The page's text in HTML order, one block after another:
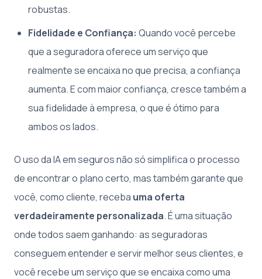
robustas.
Fidelidade e Confiança: Quando você percebe
que a seguradora oferece um serviço que
realmente se encaixa no que precisa, a confiança
aumenta. E com maior confiança, cresce também a
sua fidelidade à empresa, o que é ótimo para
ambos os lados.
O uso da IA em seguros não só simplifica o processo
de encontrar o plano certo, mas também garante que
você, como cliente, receba uma oferta
verdadeiramente personalizada. É uma situação
onde todos saem ganhando: as seguradoras
conseguem entender e servir melhor seus clientes, e
você recebe um serviço que se encaixa como uma